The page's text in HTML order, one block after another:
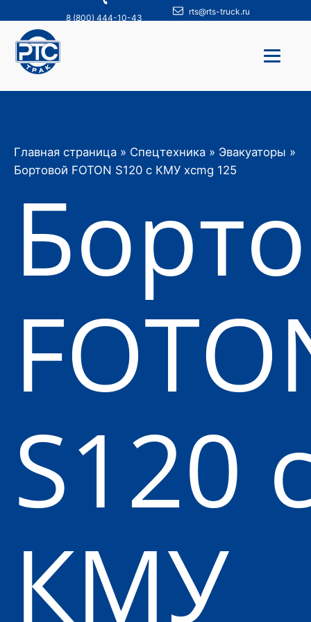
8 (800) 444-10-43
rts@rts-truck.ru
Главная страница » Спецтехника » Эвакуаторы »
Бортовой FOTON S120 с КМУ xcmg 125
S120
КМУ